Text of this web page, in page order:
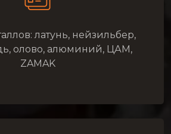
латунь, нейзильбер,
олово, алюминий, ЦАМ,
ZAMAK